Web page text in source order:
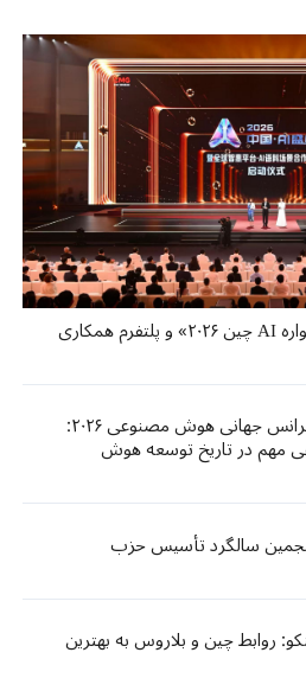
شانگهای میزبان افتتاح «جشنواره AI چین ۲۰۲۶» و پلتفرم همکاری
شی جین‌پینگ در افتتاحیه کنفرانس جهانی هوش مصنوعی ۲۰۲۶:
مهم در تاریخ توسعه هوش
سالگرد تأسیس حزب
روابط چین و بلاروس به بهترین